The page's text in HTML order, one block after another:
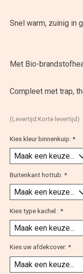
Snel warm, zuinig in
Met Bio-
Compleet met trap,
(Levertijd:Korte levertijd)
Kies kleur binnenkuip: *
Buitenkant hottub: *
Kies type kachel : *
Kies uw afdekcover: *